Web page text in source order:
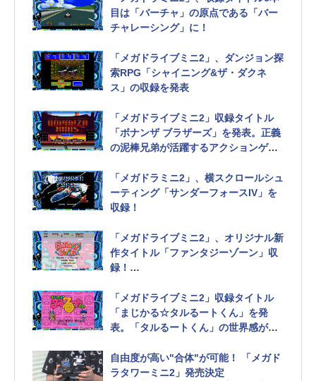
目は「バーチャ」の原点である「バー
チャレーシング」に！
「メガドライブミニ2」、ダンジョン探
索RPG「シャイニング&ザ・ダクネ
ス」の収録を発表
「メガドライブミニ2」収録タイトル
「ボナンザ ブラザーズ」を発表。正義
の泥棒兄弟が活躍するアクションゲー
「メガドラミニ2」、横スクロールシュ
ーティング「サンダーフォースIV」を
収録！
「メガドライブミニ2」、オリジナル新
作タイトル「ファンタジーゾーン」収
録！
ーケードタイトル
「メガドライブミニ2」収録タイトル
「まじかる☆タルるートくん」を発
表。「タルるートくん」の世界感が楽
自由度が高い"合体"が可能！ 「メガド
ラタワーミニ2」発売決定